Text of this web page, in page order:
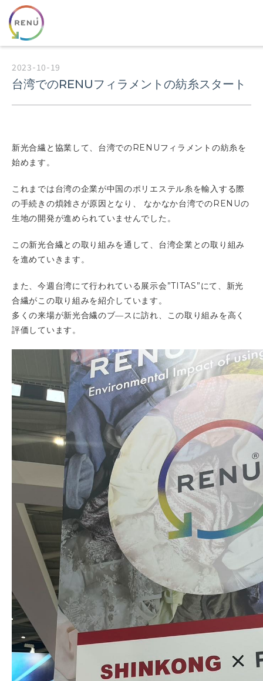
2023-10-19
台湾でのRENUフィラメントの紡糸スタート
新光合繊と協業して、台湾でのRENUフィラメントの紡糸を
始めます。
これまでは台湾の企業が中国のポリエステル糸を輸入する際
の手続きの煩雑さが原因となり、 なかなか台湾でのRENUの
生地の開発が進められていませんでした。
この新光合繊との取り組みを通して、台湾企業との取り組み
を進めていきます。
また、今週台湾にて行われている展示会”TITAS”にて、新光
合繊がこの取り組みを紹介しています。
多くの来場が新光合繊のブ―スに訪れ、この取り組みを高く
評価しています。